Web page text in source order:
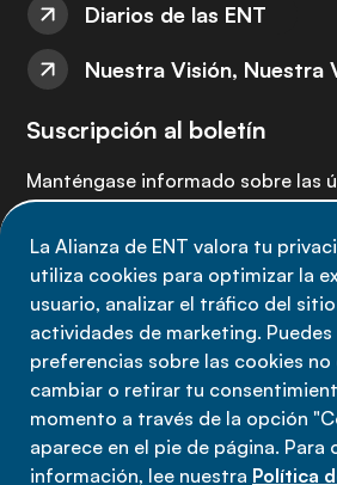
La Alianza de ENT valora tu
utiliza cookies para optimizar la
usuario, analizar el tráfico del
actividades de marketing.
preferencias sobre las cookies no
cambiar o retirar tu
momento a través de la opción
aparece en el pie de página. Para
información, lee nuestra Política
Diarios de las ENT
Nuestra Visión, Nuestra
Suscripción al boletín
Manténgase informado sobre las
Suscríbete ahora
Política de
Términos de